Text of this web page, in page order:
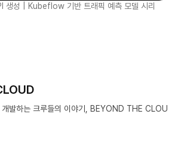
생성 | Kubeflow 기반 트래픽 예측 모델 시리
개발하는 크루들의 이야기, BEYOND THE CLOU